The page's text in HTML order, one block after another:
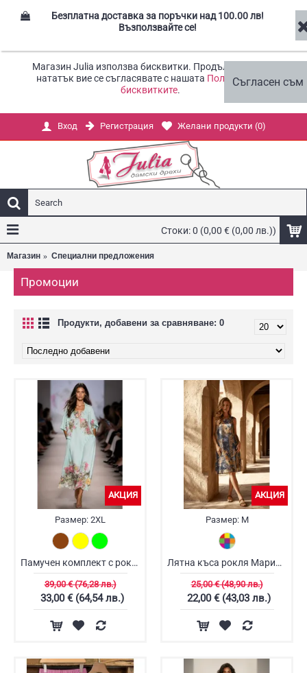
Безплатна доставка за поръчки над 100.00 лв!
Възползвайте се!
Магазин Julia използва бисквитки. Продължавайки
нататък вие се съгласявате с нашата Политика за
бисквитките.
Съгласен съм
Вход Регистрация Желани продукти (0)
Стоки: 0 (0,00 € (0,00 лв.))
Магазин Специални предложения
Промоции
Продукти, добавени за сравняване: 0
АКЦИЯ
Размер: 2XL
Памучен комплект с рокля
39,00 € (76,28 лв.)
33,00 € (64,54 лв.)
АКЦИЯ
Размер:M
Лятна къса рокля Маринела
25,00 € (48,90 лв.)
22,00 € (43,03 лв.)